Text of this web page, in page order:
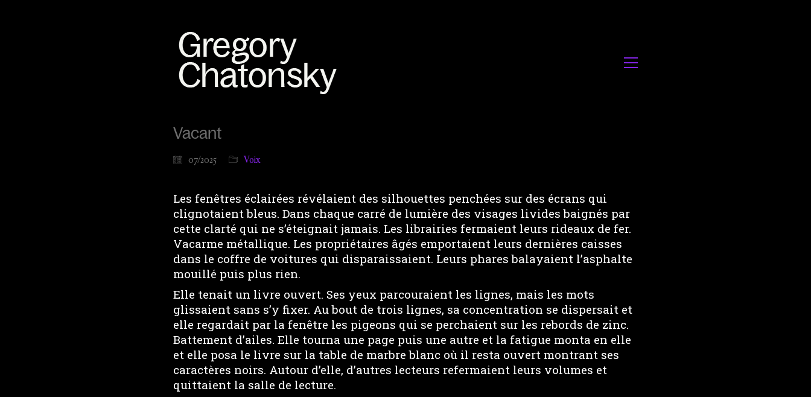
Vacant
07/2025 Voix
Les fenêtres éclairées révélaient des silhouettes penchées sur des écrans qui
clignotaient bleus. Dans chaque carré de lumière des visages livides baignés par
cette clarté qui ne s’éteignait jamais. Les librairies fermaient leurs rideaux de fer.
Vacarme métallique. Les propriétaires âgés emportaient leurs dernières caisses
dans le coffre de voitures qui disparaissaient. Leurs phares balayaient l’asphalte
mouillé puis plus rien.
Elle tenait un livre ouvert. Ses yeux parcouraient les lignes, mais les mots
glissaient sans s’y fixer. Au bout de trois lignes, sa concentration se dispersait et
elle regardait par la fenêtre les pigeons qui se perchaient sur les rebords de zinc.
Battement d’ailes. Elle tourna une page puis une autre et la fatigue monta en elle
et elle posa le livre sur la table de marbre blanc où il resta ouvert montrant ses
caractères noirs. Autour d’elle, d’autres lecteurs refermaient leurs volumes et
quittaient la salle de lecture.